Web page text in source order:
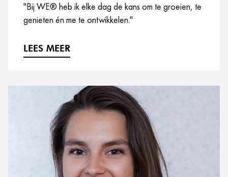
"Bij WE® heb ik elke dag de kans om te groeien, te
genieten én me te ontwikkelen."
LEES MEER